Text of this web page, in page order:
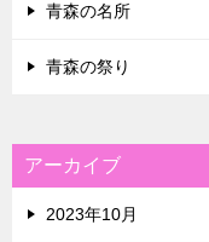
青森の名所
青森の祭り
アーカイブ
2023年10月